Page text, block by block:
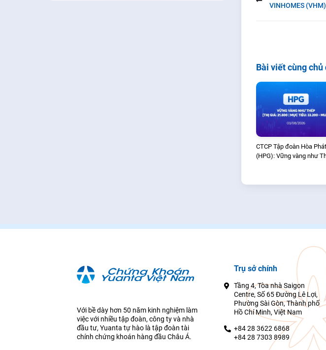
Bài viết cùng chủ
CTCP Tập đoàn Hòa Phát
(HPG): Vững vàng như
Với bề dày hơn 50 năm kinh nghiệm làm
việc với nhiều tập đoàn, công ty và nhà
đầu tư, Yuanta tự hào là tập đoàn tài
chính chứng khoán hàng đầu Châu Á.
Trụ sở chính
Tầng 4, Tòa nhà Saigon
Centre, Số 65 Đường Lê Lợi,
Phường Sài Gòn, Thành phố
Hồ Chí Minh, Việt Nam
+84 28 3622 6868
+84 28 7303 8989